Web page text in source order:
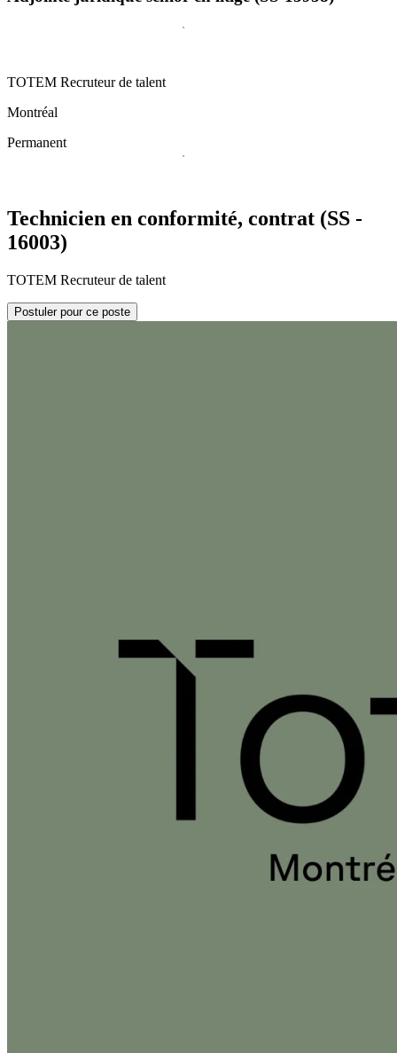
TOTEM Recruteur de talent
Montréal
Permanent
Technicien en conformité, contrat (SS -
16003)
TOTEM Recruteur de talent
Postuler pour ce poste